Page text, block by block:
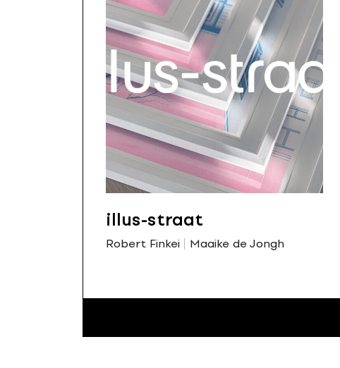
illus-straat
Robert Finkei Maaike de Jongh